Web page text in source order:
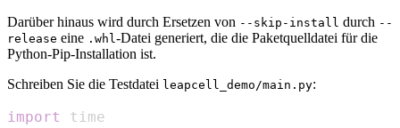
Darüber hinaus wird durch Ersetzen von --skip-install durch --
release eine .whl -Datei generiert, die die Paketquelldatei für die
Python-Pip-Installation ist.
Schreiben Sie die Testdatei leapcell_demo/main.py:
import